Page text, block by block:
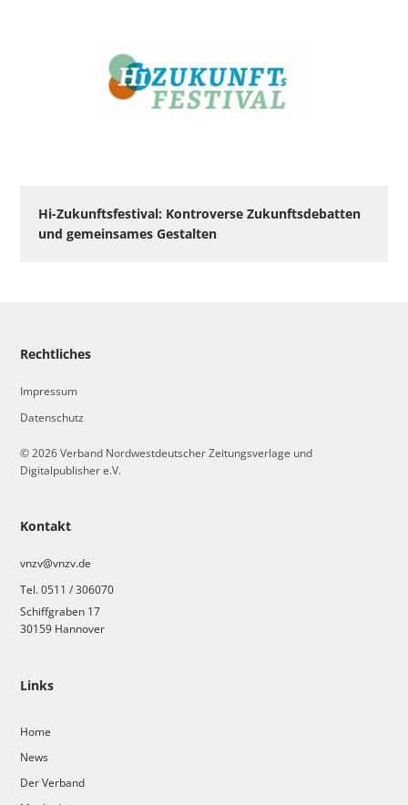
Hi-Zukunftsfestival: Kontroverse Zukunftsdebatten
und gemeinsames Gestalten
Links
Home
News
Der Verband
Kontakt
vnzv@vnzv.de
Tel. 0511 / 306070
Schiffgraben 17
30159 Hannover
Rechtliches
Impressum
Datenschutz
© 2026 Verband Nordwestdeutscher Zeitungsverlage und
Digitalpublisher e.V.